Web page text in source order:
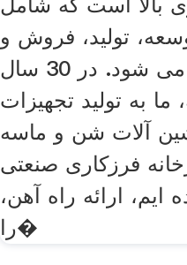
تولید، فروش و
خدمات نیز می شود. در 30 سال
ما به تولید تجهیزات
آلات شن و ماسه
فرزکاری صنعتی
ارائه راه آهن،
را�